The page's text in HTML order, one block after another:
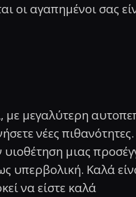
οι αγαπημένοι σας
με μεγαλύτερη
νέες
μιας
υπερβολική. Καλά
να είστε καλά